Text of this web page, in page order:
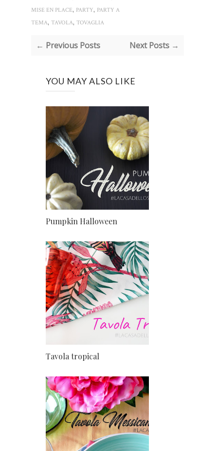
MISE EN PLACE, PARTY, PARTY A
TEMA, TAVOLA, TOVAGLIA
← Previous Posts Next Posts →
YOU MAY ALSO LIKE
Pumpkin Halloween
Tavola tropical